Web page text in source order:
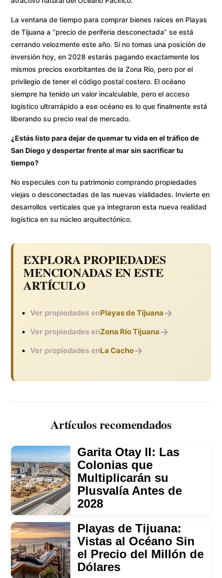
La ventana de tiempo para comprar bienes raíces en Playas
de Tijuana a “precio de periferia desconectada” se está
cerrando velozmente este año. Si no tomas una posición de
inversión hoy, en 2028 estarás pagando exactamente los
mismos precios exorbitantes de la Zona Río, pero por el
privilegio de tener el código postal costero. El océano
siempre ha tenido un valor incalculable, pero el acceso
logístico ultrarrápido a ese océano es lo que finalmente está
liberando su precio real de mercado.
¿Estás listo para dejar de quemar tu vida en el tráfico de
San Diego y despertar frente al mar sin sacrificar tu
tiempo?
No especules con tu patrimonio comprando propiedades
viejas o desconectadas de las nuevas vialidades. Invierte en
desarrollos verticales que ya integraron esta nueva realidad
logística en su núcleo arquitectónico.
EXPLORA PROPIEDADES
MENCIONADAS EN ESTE
ARTÍCULO
Ver propiedades enPlayas de Tijuana→
Ver propiedades enZona Río Tijuana→
Ver propiedades enLa Cacho→
Artículos recomendados
Garita Otay II: Las
Colonias que
Multiplicarán su
Plusvalía Antes de
2028
Playas de Tijuana:
Vistas al Océano Sin
el Precio del Millón de
Dólares